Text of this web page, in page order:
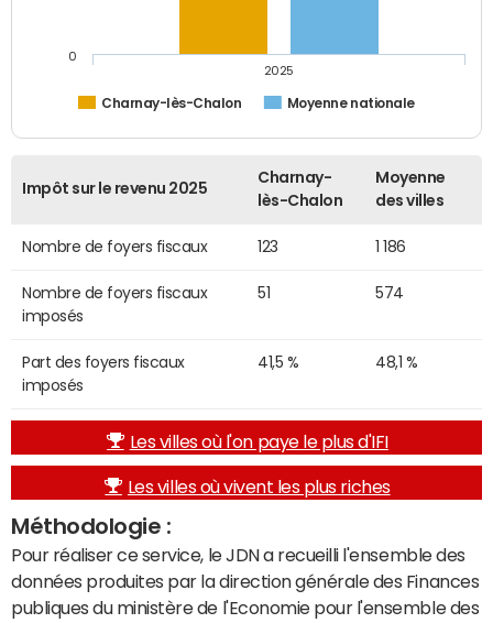
Charnay-lès-Chalon Moyenne nationale
2025
0
Impôt sur le revenu 2025
Charnay-
lès-Chalon
Moyenne
des villes
Nombre de foyers fiscaux 123 1 186
Nombre de foyers fiscaux
imposés
51 574
Part des foyers fiscaux
imposés
41,5 % 48,1 %
Les villes où l'on paye le plus d'IFI
Les villes où vivent les plus riches
Méthodologie :
Pour réaliser ce service, le JDN a recueilli l'ensemble des
données produites par la direction générale des Finances
publiques du ministère de l'Economie pour l'ensemble des